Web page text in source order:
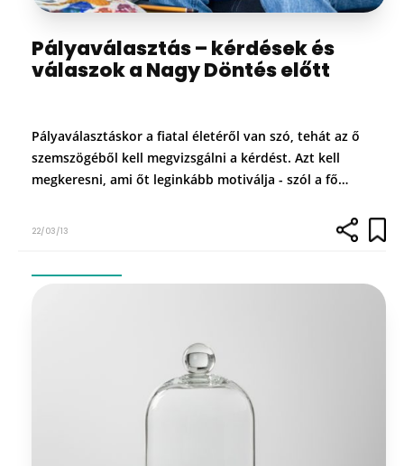
Pályaválasztás – kérdések és
válaszok a Nagy Döntés előtt
Pályaválasztáskor a fiatal életéről van szó, tehát az ő
szemszögéből kell megvizsgálni a kérdést. Azt kell
megkeresni, ami őt leginkább motiválja - szól a fő…
22/03/13